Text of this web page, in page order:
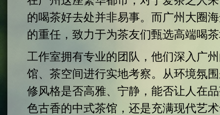
的喝茶好去处并非易事。而广州大圈
的重任，致力于为茶友们甄选高端喝
工作室拥有专业的团队，他们深入广
馆、茶空间进行实地考察。从环境氛
修风格是否高雅、宁静，能否让人在
色古香的中式茶馆，还是充满现代艺